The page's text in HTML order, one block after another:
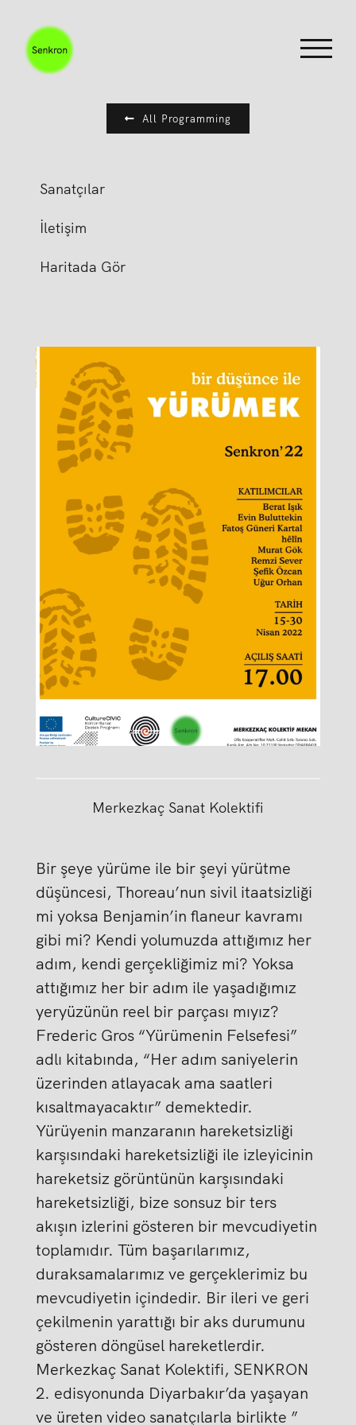
content
Merkezkaç Sanat Kolektifi
Bir şeye yürüme ile bir şeyi yürütme
düşüncesi, Thoreau’nun sivil itaatsizliği
mi yoksa Benjamin’in flaneur kavramı
gibi mi? Kendi yolumuzda attığımız her
adım, kendi gerçekliğimiz mi? Yoksa
attığımız her bir adım ile yaşadığımız
yeryüzünün reel bir parçası mıyız?
Frederic Gros “Yürümenin Felsefesi”
adlı kitabında, “Her adım saniyelerin
üzerinden atlayacak ama saatleri
kısaltmayacaktır” demektedir.
Yürüyenin manzaranın hareketsizliği
karşısındaki hareketsizliği ile izleyicinin
hareketsiz görüntünün karşısındaki
hareketsizliği, bize sonsuz bir ters
akışın izlerini gösteren bir mevcudiyetin
toplamıdır. Tüm başarılarımız,
duraksamalarımız ve gerçeklerimiz bu
mevcudiyetin içindedir. Bir ileri ve geri
çekilmenin yarattığı bir aks durumunu
gösteren döngüsel hareketlerdir.
Merkezkaç Sanat Kolektifi, SENKRON
2. edisyonunda Diyarbakır’da yaşayan
ve üreten video sanatçılarla birlikte ”
All Programming
Sanatçılar
İletişim
Haritada Gör